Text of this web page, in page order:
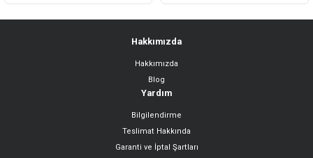
Gönder
Hakkımızda
Hakkımızda
Blog
Yardım
Bilgilendirme
Teslimat Hakkında
Garanti ve İptal Şartları